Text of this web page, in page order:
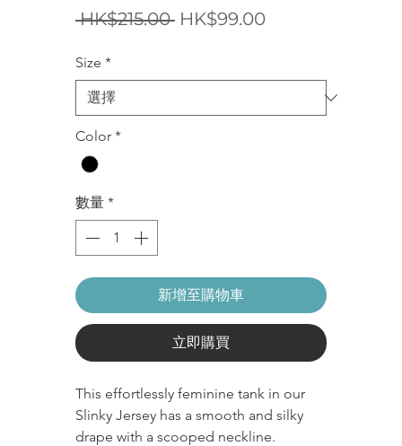
HK$215.00 一HK$99.00促
Size *
Color *
數量 *
新增至購物車
立即購買
This effortlessly feminine tank in our
Slinky Jersey has a smooth and silky
drape with a scooped neckline.